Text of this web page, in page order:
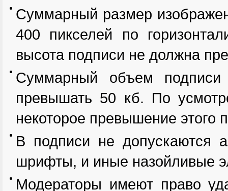
Суммарный размер
400 пикселей по
высота подписи не должна
Суммарный объем подписи
превышать 50 кб. По
некоторое превышение этого
В подписи не допускаются
шрифты, и иные назойливые
Модераторы имеют право